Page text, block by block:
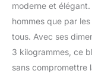
moderne et
hommes que par
tous. Avec ses
3 kilogrammes, ce
sans compromettre